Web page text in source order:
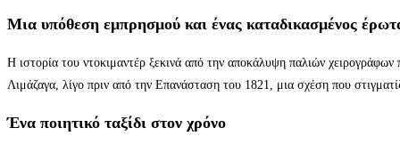
Μια υπόθεση εμπρησμού και ένας καταδικασμένος
Η ιστορία του ντοκιμαντέρ ξεκινά από την αποκάλυψη παλιών
Λιμάζαγα, λίγο πριν από την Επανάσταση του 1821, μια σχέση που
Ένα ποιητικό ταξίδι στον χρόνο